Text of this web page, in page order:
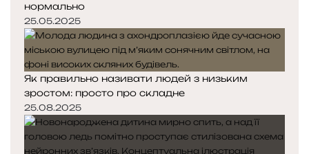
нормально
25.05.2025
Як правильно називати людей з низьким
зростом: просто про складне
25.08.2025